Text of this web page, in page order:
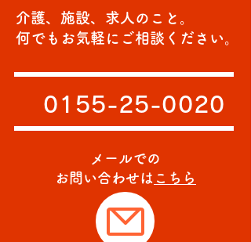
介護、施設、求人のこと。
何でもお気軽にご相談ください。
0155-25-0020
メールでの
お問い合わせは こちら